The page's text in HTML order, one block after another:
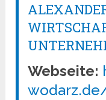
Webseite: